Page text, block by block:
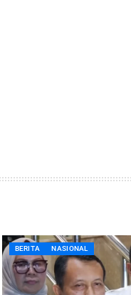
BERITA NASIONAL